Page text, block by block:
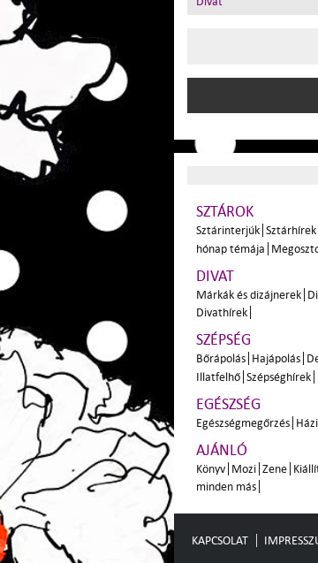
SZTÁROK
Sztárinterjúk Sztárhírek
hónap témája
DIVAT
Márkák és dizájnerek
Divathírek
SZÉPSÉG
Bőrápolás Hajápolás
Illatfelhő Szépséghírek
EGÉSZSÉG
Egészségmegőrzés
AJÁNLÓ
Könyv Mozi Zene
minden más
KAPCSOLAT